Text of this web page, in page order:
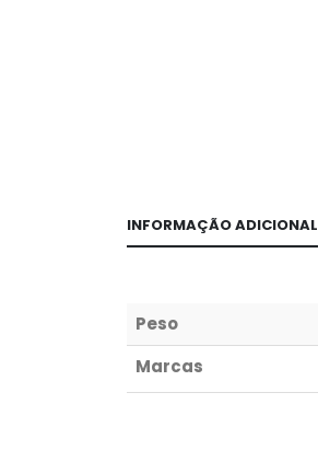
INFORMAÇÃO ADICIONAL
Peso
Marcas